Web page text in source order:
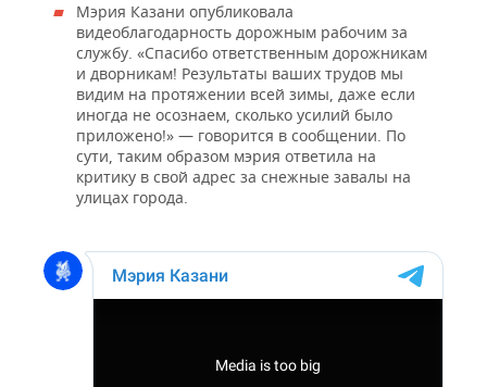
Мэрия Казани опубликовала
видеоблагодарность дорожным рабочим за
службу. «Спасибо ответственным дорожникам
и дворникам! Результаты ваших трудов мы
видим на протяжении всей зимы, даже если
иногда не осознаем, сколько усилий было
приложено!» — говорится в сообщении. По
сути, таким образом мэрия ответила на
критику в свой адрес за снежные завалы на
улицах города.